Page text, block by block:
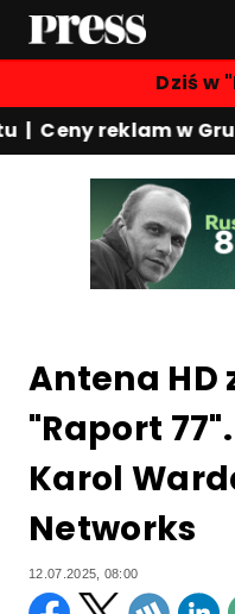
Dziś w
reklam w Grupie
Antena
"Raport
Karol
Networks
12.07.2025, 08:00